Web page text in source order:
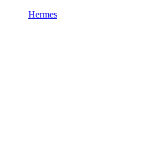
Hermes